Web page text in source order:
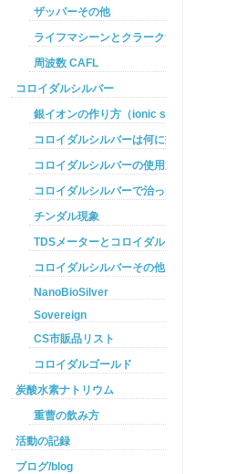
ザッパーその他
ライフマシーンとクラークザッパーの違い
周波数 CAFL
コロイダルシルバー
銀イオンの作り方（ionic silver ）
コロイダルシルバーは何に効くのか
コロイダルシルバーの使用方法
コロイダルシルバーで治った例
チンダル現象
TDSメーターとコロイダルシルバー
コロイダルシルバーその他
NanoBioSilver
Sovereign
CS市販品リスト
コロイダルゴールド
炭酸水素ナトリウム
重曹の飲み方
活動の記録
ブログ/blog